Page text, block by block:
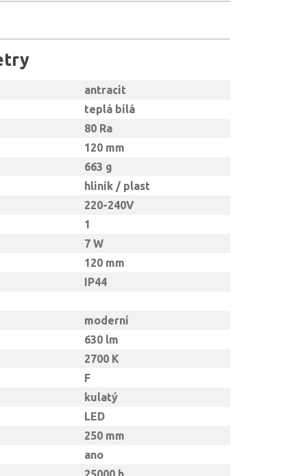
antracit
teplá bílá
80 Ra
120 mm
663 g
hliník / plast
220-240V
1
7 W
120 mm
IP44
moderní
630 lm
2700 K
F
kulatý
LED
250 mm
ano